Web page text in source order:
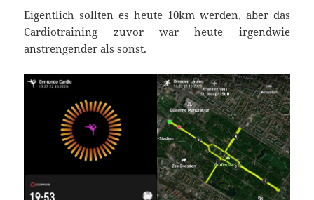
Eigentlich sollten es heute 10km werden, aber das
Cardiotraining zuvor war heute irgendwie
anstrengender als sonst.